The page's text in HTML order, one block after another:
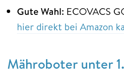
Gute Wahl: ECOVACS
hier direkt bei Amazon
Mähroboter unter